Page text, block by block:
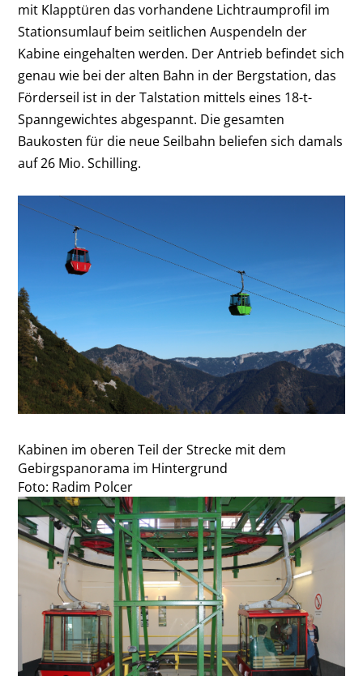
mit Klapptüren das vorhandene Lichtraumprofil im
Stationsumlauf beim seitlichen Auspendeln der
Kabine eingehalten werden. Der Antrieb befindet sich
genau wie bei der alten Bahn in der Bergstation, das
Förderseil ist in der Talstation mittels eines 18-t-
Spanngewichtes abgespannt. Die gesamten
Baukosten für die neue Seilbahn beliefen sich damals
auf 26 Mio. Schilling.
Kabinen im oberen Teil der Strecke mit dem
Gebirgspanorama im Hintergrund
Foto: Radim Polcer